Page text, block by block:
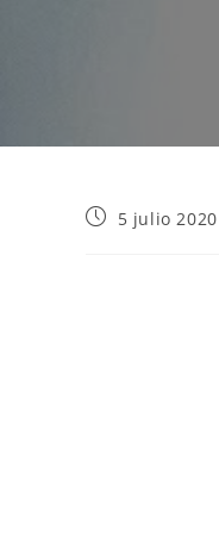
Publicación
5 julio 2020